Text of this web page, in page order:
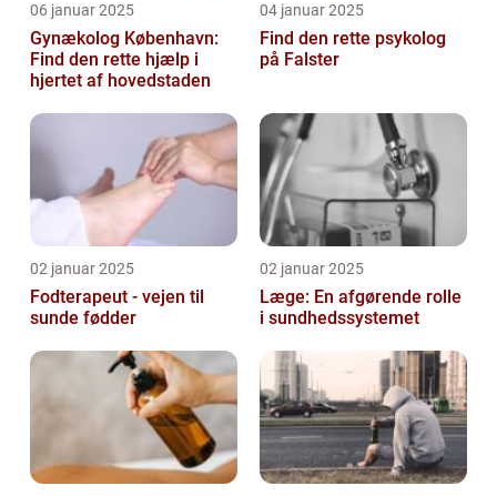
06 januar 2025
Gynækolog København:
Find den rette hjælp i
hjertet af hovedstaden
04 januar 2025
Find den rette psykolog
på Falster
02 januar 2025
Fodterapeut - vejen til
sunde fødder
02 januar 2025
Læge: En afgørende rolle
i sundhedssystemet